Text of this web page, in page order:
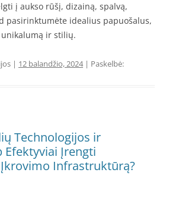
į aukso rūšį, dizainą, spalvą,
pasirinktumėte idealius papuošalus,
ir stilių.
| 12 balandžio, 2024 | Paskelbė:
Technologijos ir
Efektyviai Įrengti
Infrastruktūrą?